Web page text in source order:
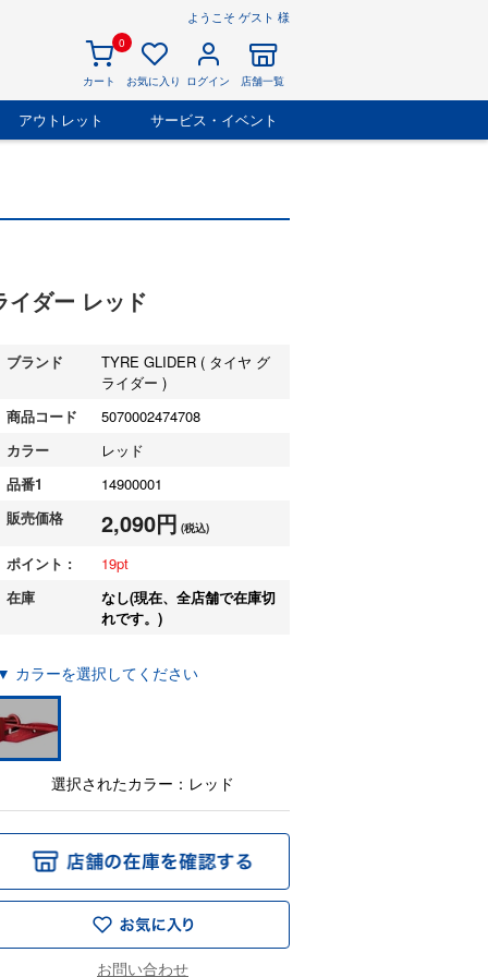
ようこそ ゲスト 様
0
カート お気に入り ログイン 店舗一覧
アウトレット サービス・イベント
イダー レッド
ブランド
TYRE GLIDER ( タイヤ グ
ライダー )
商品コード
5070002474708
カラー
レッド
品番1
14900001
販売価格
2,090円 (税込)
ポイント :
19
在庫
なし(現在、全店舗で在庫切
れです。)
▼ カラーを選択してください
選択されたカラー：レッド